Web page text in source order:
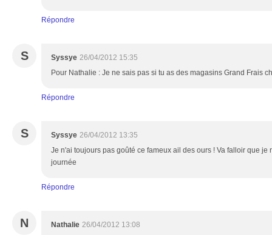
Répondre
S Syssye 26/04/2012 15:35
Pour Nathalie : Je ne sais pas si tu as des magasins Grand Frais
Répondre
S Syssye 26/04/2012 13:35
Je n'ai toujours pas goûté ce fameux ail des ours ! Va falloir que je
journée
Répondre
N Nathalie 26/04/2012 13:08